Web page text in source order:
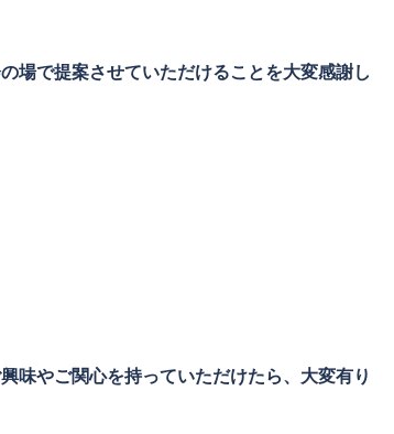
場で提案させていただけることを大変感謝し
味やご関心を持っていただけたら、大変有り